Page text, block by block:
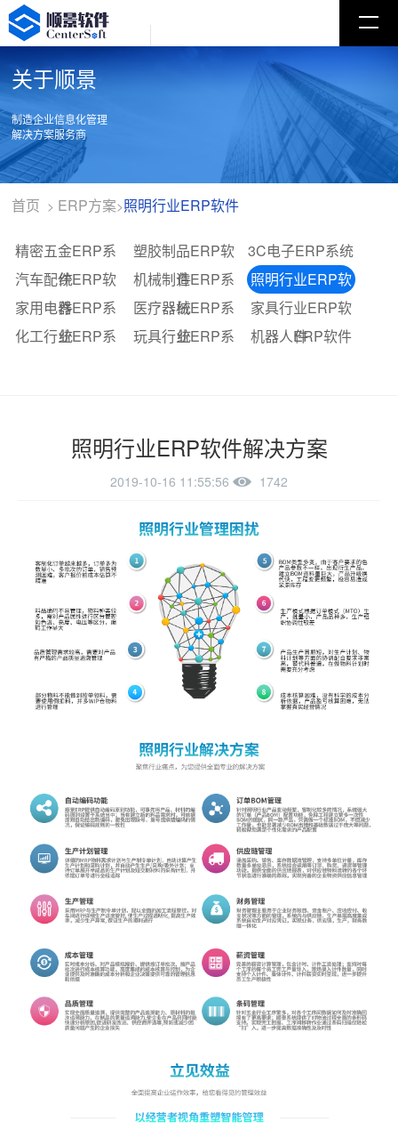
关于顺景
制造企业信息化管理
解决方案服务商
首页 > ERP方案>照明行业ERP软件
精密五金ERP系
统
塑胶制品ERP软
件
3C电子ERP系统
汽车配件ERP软
件
机械制造ERP系
统
照明行业ERP软
件
家用电器ERP系
统
医疗器械ERP系
统
家具行业ERP软
件
化工行业ERP系
玩具行业ERP系
机器人ERP软件
照明行业ERP软件解决方案
2019-10-16 11:55:56 1742